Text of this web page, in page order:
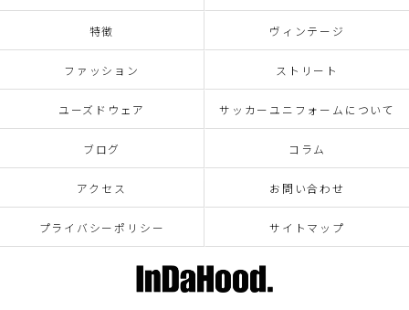
特徴 ヴィンテージ
ファッション ストリート
ユーズドウェア サッカーユニフォームについて
ブログ コラム
アクセス お問い合わせ
プライバシーポリシー サイトマップ